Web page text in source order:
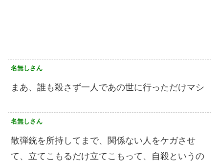
名無しさん
まあ、誰も殺さず一人であの世に行っただけマシ
名無しさん
散弾銃を所持してまで、関係ない人をケガさせ
て、立てこもるだけ立てこもって、自殺というの